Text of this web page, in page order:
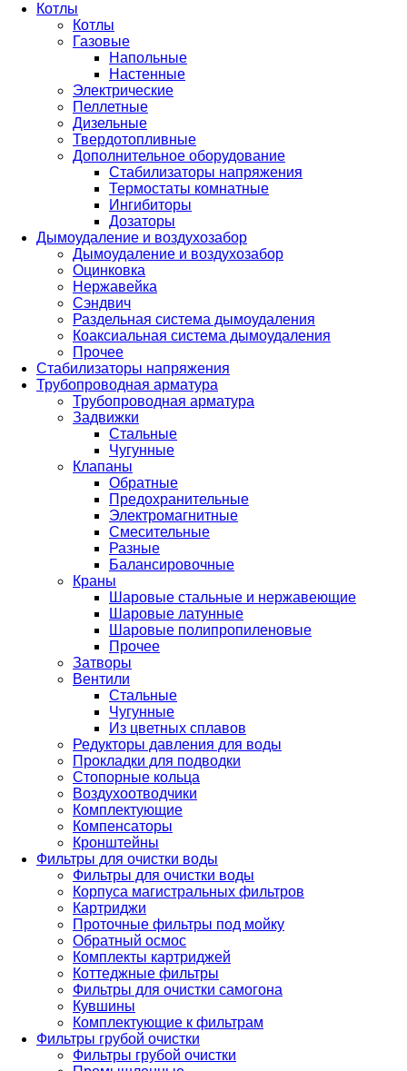
Котлы
Котлы
Газовые
Напольные
Настенные
Электрические
Пеллетные
Дизельные
Твердотопливные
Дополнительное оборудование
Стабилизаторы напряжения
Термостаты комнатные
Ингибиторы
Дозаторы
Дымоудаление и воздухозабор
Дымоудаление и воздухозабор
Оцинковка
Нержавейка
Сэндвич
Раздельная система дымоудаления
Коаксиальная система дымоудаления
Прочее
Стабилизаторы напряжения
Трубопроводная арматура
Трубопроводная арматура
Задвижки
Стальные
Чугунные
Клапаны
Обратные
Предохранительные
Электромагнитные
Смесительные
Разные
Балансировочные
Краны
Шаровые стальные и нержавеющие
Шаровые латунные
Шаровые полипропиленовые
Прочее
Затворы
Вентили
Стальные
Чугунные
Из цветных сплавов
Редукторы давления для воды
Прокладки для подводки
Стопорные кольца
Воздухоотводчики
Комплектующие
Компенсаторы
Кронштейны
Фильтры для очистки воды
Фильтры для очистки воды
Корпуса магистральных фильтров
Картриджи
Проточные фильтры под мойку
Обратный осмос
Комплекты картриджей
Коттеджные фильтры
Фильтры для очистки самогона
Кувшины
Комплектующие к фильтрам
Фильтры грубой очистки
Фильтры грубой очистки